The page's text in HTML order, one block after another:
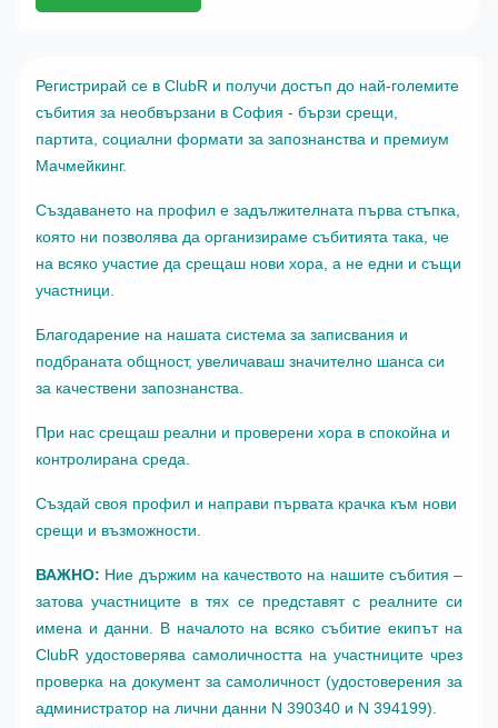
Регистрирай се в ClubR и получи достъп до най-големите
събития за необвързани в София - бързи срещи,
партита, социални формати за запознанства и премиум
Мачмейкинг.
Създаването на профил е задължителната първа стъпка,
която ни позволява да организираме събитията така, че
на всяко участие да срещаш нови хора, а не едни и същи
участници.
Благодарение на нашата система за записвания и
подбраната общност, увеличаваш значително шанса си
за качествени запознанства.
При нас срещаш реални и проверени хора в спокойна и
контролирана среда.
Създай своя профил и направи първата крачка към нови
срещи и възможности.
ВАЖНО: Ние държим на качеството на нашите събития –
затова участниците в тях се представят с реалните си
имена и данни. В началото на всяко събитие екипът на
ClubR удостоверява самоличността на участниците чрез
проверка на документ за самоличност (удостоверения за
администратор на лични данни N 390340 и N 394199).